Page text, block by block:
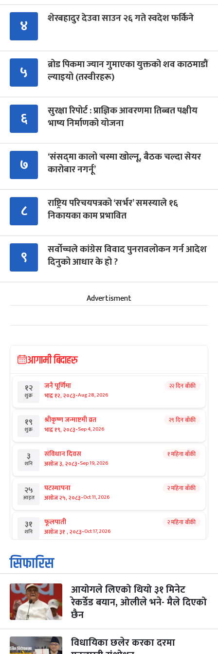
४ शेरबहादुर देउवा साउन २६ गते स्वदेश फर्किने
५
ब्रोड पिकमा ज्यान गुमाएका युक्तको शव काठमाडौं
ल्याइयो (तस्वीरहरू)
६
सुरक्षा रिपोर्ट : प्राज्ञिक आवरणमा तिब्बत पक्षीय
भाष्य निर्माणको योजना
७
‘संसद्‍मा कालो चस्मा खोल्नू, बैठक चल्दा सेयर
कारोबार नगर्नू’
८
राष्ट्रिय परिचयपत्रको ‘सर्भर’ समस्याले १६
निकायका काम प्रभावित
९
सर्वोच्चले कांग्रेस विवाद पुनरावलोकन गर्न आदेश
दिनुको आधार के हो ?
Advertisment
आगामी बिदाहरु
१२
शुक्र
जनै पूर्णिमा
भाद्र १२, २०८३-Aug 28, 2026
२२ दिन बाँकी
१९
शुक्र
श्रीकृष्ण जन्माष्टमी व्रत
भाद्र १९, २०८३-Sep 4, 2026
२९ दिन बाँकी
३
शनि
संविधान दिवस
असोज ३, २०८३-Sep 19, 2026
१ महिना बाँकी
२५
आइत
घटस्थापना
असोज २५, २०८३-Oct 11, 2026
२ महिना बाँकी
३१
शनि
फूलपाती
असोज ३१ , २०८३-Oct 17, 2026
२ महिना बाँकी
१
आइत
कार्तिक सङ्क्रान्ति
कार्तिक १, २०८३
३
मंगल
महानवमी
कार्तिक ३, २०८३-Oct 20, 2026
२ महिना बाँकी
४
सिफारिस
आयोगले लिएको थियो ३१ मिनेट
रेकर्डेड बयान, ओलीले भने- मैले दिएको
छैन
विधायिका छलेर करका दरमा